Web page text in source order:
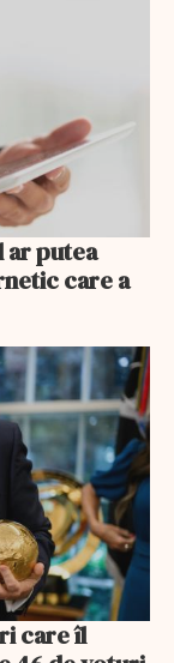
ar putea
care a
care îl